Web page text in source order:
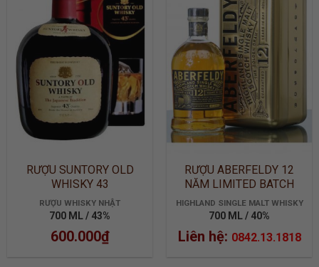
ADD TO
WISHLIST
RƯỢU SUNTORY OLD
WHISKY 43
RƯỢU WHISKY NHẬT
700 ML / 43%
600.000₫
ADD TO
WISHLIST
RƯỢU ABERFELDY 12
NĂM LIMITED BATCH
2905
HIGHLAND SINGLE MALT WHISKY
700 ML / 40%
Liên hệ: 0842.13.1818